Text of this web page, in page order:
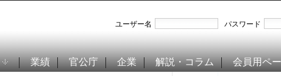
ユーザー名
パスワード
業績 官公庁 企業 解説・コラム 会員用ペ